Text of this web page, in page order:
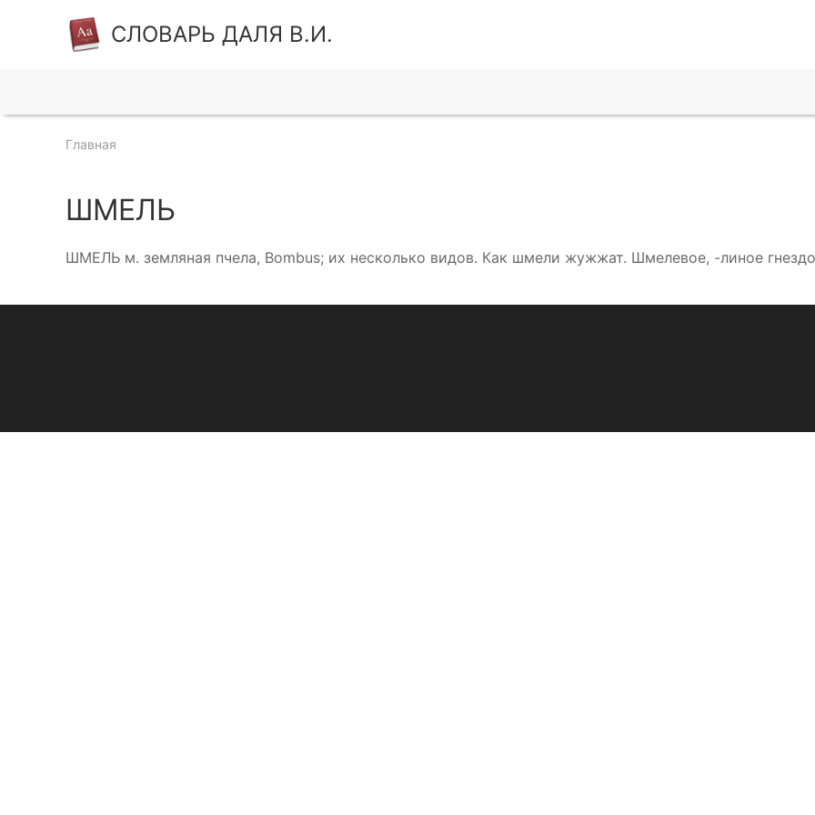
СЛОВАРЬ ДАЛЯ В.И.
Главная
ШМЕЛЬ
ШМЕЛЬ м. земляная пчела, Bombus; их несколько видов. Как шмели жужжат. Шмелевое, -линое